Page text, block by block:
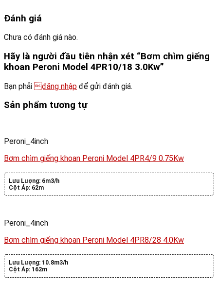
Đánh giá
Chưa có đánh giá nào.
Hãy là người đầu tiên nhận xét “Bơm chìm giếng
khoan Peroni Model 4PR10/18 3.0Kw”
Bạn phải đăng nhập để gửi đánh giá.
Sản phẩm tương tự
Peroni_4inch
Bơm chìm giếng khoan Peroni Model 4PR4/9 0.75Kw
Lưu Lượng: 6m3/h
Cột Áp: 62m
Peroni_4inch
Bơm chìm giếng khoan Peroni Model 4PR8/28 4.0Kw
Lưu Lượng: 10.8m3/h
Cột Áp: 162m